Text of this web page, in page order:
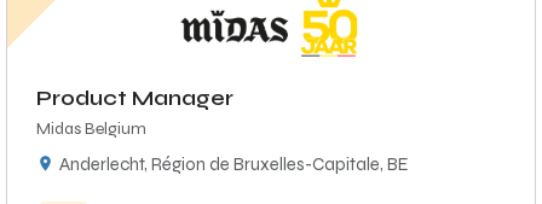
Product Manager
Midas Belgium
Anderlecht, Région de Bruxelles-Capitale, BE